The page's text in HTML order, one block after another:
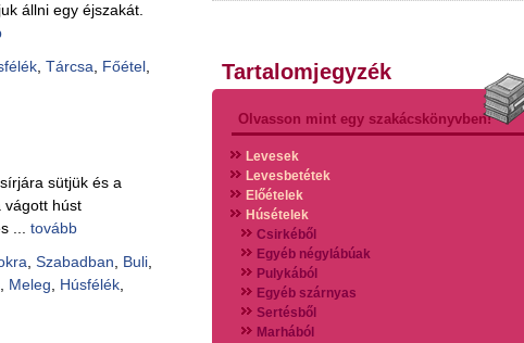
állni egy éjszakát.
, Tárcsa Főétel,
sütjük és a
vágott húst
... tovább
Szabadban Buli,
Meleg Húsfélék,
Tartalomjegyzék
Olvasson mint egy szakácskönyvben!
Levesek
Levesbetétek
Előételek
Húsételek
Csirkéből
Egyéb négylábúak
Pulykából
Egyéb szárnyas
Sertésből
Marhából